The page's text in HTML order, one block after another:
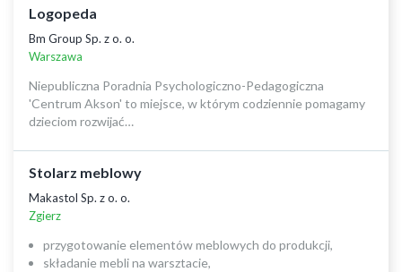
Logopeda
Bm Group Sp. z o. o.
Warszawa
Niepubliczna Poradnia Psychologiczno-Pedagogiczna
'Centrum Akson' to miejsce, w którym codziennie pomagamy
dzieciom rozwijać…
Stolarz meblowy
Makastol Sp. z o. o.
Zgierz
przygotowanie elementów meblowych do produkcji,
składanie mebli na warsztacie,